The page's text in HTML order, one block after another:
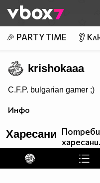
👾
🎉 PARTY TIME 👂
krishokaaa
C.F.P. bulgarian gamer ;)
Инфо
Харесани
харесани.